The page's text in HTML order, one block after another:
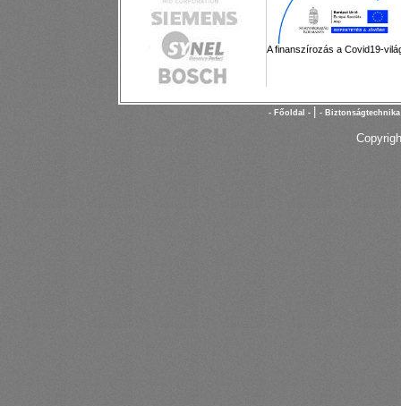
A finanszírozás a Covid19-
- Főoldal - -